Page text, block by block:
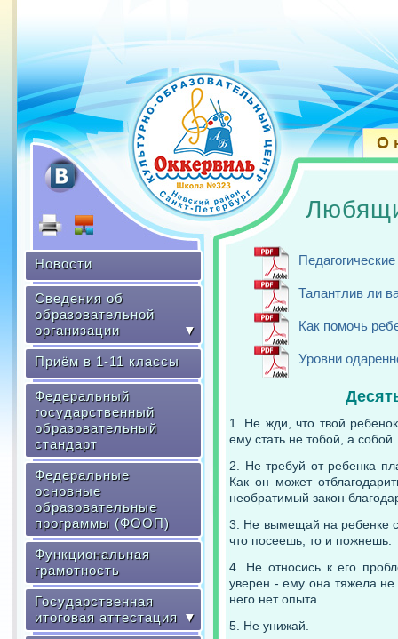
Новости
Сведения об
образовательной
организации
▼
Приём в 1-11 классы
Федеральный
государственный
образовательный
стандарт
Федеральные
основные
образовательные
программы (ФООП)
Функциональная
грамотность
Государственная
итоговая аттестация ▼
Педагогические
Талантлив ли
Как помочь
Уровни
1. Не жди, что твой
ему стать не тобой, а собой.
2. Не требуй от ребенка
Как он может
необратимый закон
3. Не вымещай на ребенке
что посеешь, то и пожнешь.
4. Не относись к его
уверен - ему она тяжела
него нет опыта.
5. Не унижай.